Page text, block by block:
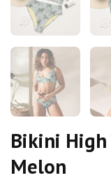
Bikini High
Melon